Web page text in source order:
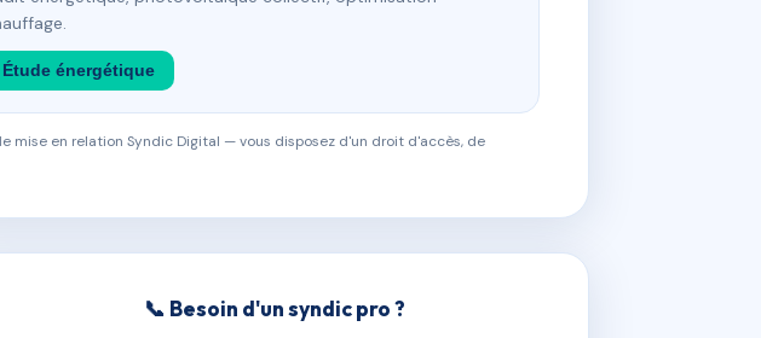
Étude énergétique
mise en relation Syndic Digital — vous disposez d'un droit d'accès, de
📞 Besoin d'un syndic pro ?